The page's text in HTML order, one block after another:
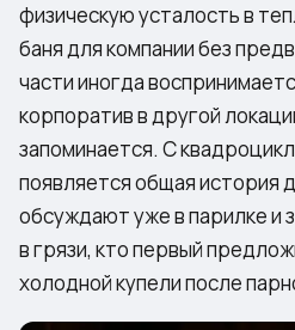
физическую усталость в
баня для компании без
части иногда
корпоратив в другой
запоминается. С
появляется общая история
обсуждают уже в парилке и
в грязи, кто первый
холодной купели после